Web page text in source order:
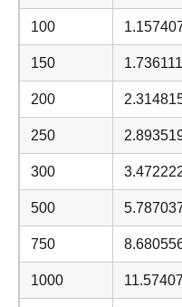
100
150 1.736111
200
250
300
500
750
1000